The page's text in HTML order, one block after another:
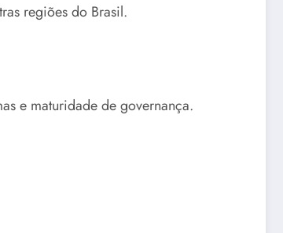
regiões do Brasil.
e maturidade de governança.